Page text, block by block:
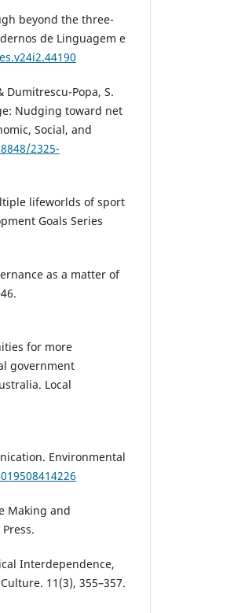
beyond the three-
de Linguagem e
Dumitrescu-Popa, S.
Nudging toward net
Social, and
2325-
lifeworlds of sport
Goals Series
as a matter of
for more
government
Local
Environmental
Making and
Interdependence,
11(3), 355–357.